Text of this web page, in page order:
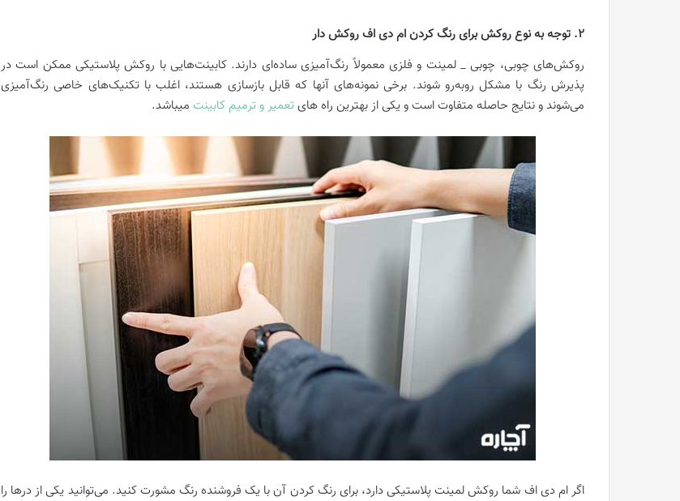
2. توجه به نوع روکش برای رنگ کردن ام دی اف روکش دار
روکش‌های چوبی، چوبی _ لمینت و فلزی معمولاً رنگ‌آمیزی ساده‌ای دارند. کابینت‌هایی با روکش پلاستیکی ممکن است در
پذیرش رنگ با مشکل روبه‌رو شوند. برخی نمونه‌های آنها که قابل بازسازی هستند، اغلب با تکنیک‌های خاصی رنگ‌آمیزی
می‌شوند و نتایج حاصله متفاوت است و یکی از بهترین راه هایتعمیر و ترمیم کابینت میباشد.
اگر ام دی اف شما روکش لمینت پلاستیکی دارد، برای رنگ کردن آن با یک فروشنده رنگ مشورت کنید. می‌توانید یکی از درها را